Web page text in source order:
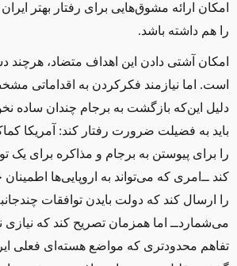
امکان ارائه مشوق‌هایی برای رفتار بهتر
را هم داشته باشد.
امکان آشتی دادن این اهداف متضاد، هرچند
است. اما نیازمند فکرکردن به اقداماتی
دلیل این‌که بازگشت به برجام چندان ساده
باید به فضیلت ضرورت رفتار کند: آمریکا
را برای پیوستن به برجام و مذاکره برای یک
کند ‌ــ‌‌امری که می‌تواند به اروپایی‌ها
را ارسال کند که دولت بایدن توافقات
می‌شمارد‌ــ‌ اما همزمان تصریح کند که نیازی
تفاهم محدودتری که مواضع هسته‌ای فعلی